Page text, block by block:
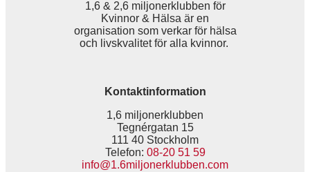
1,6 & 2,6 miljonerklubben för
Kvinnor & Hälsa är en
organisation som verkar för hälsa
och livskvalitet för alla kvinnor.
Kontaktinformation
1,6 miljonerklubben
Tegnérgatan 15
111 40 Stockholm
Telefon: 08-20 51 59
info@1.6miljonerklubben.com